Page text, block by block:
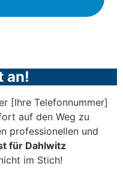
an!
[Ihre Telefonnummer]
auf den Weg zu
professionellen und
für Dahlwitz
im Stich!